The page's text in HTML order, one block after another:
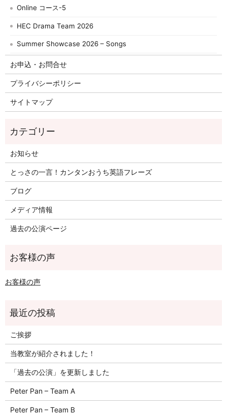
Online コース-5
HEC Drama Team 2026
Summer Showcase 2026 – Songs
お申込・お問合せ
プライバシーポリシー
サイトマップ
お知らせ
とっさの一言！カンタンおうち英語フレーズ
ブログ
メディア情報
過去の公演ページ
お客様の声
ご挨拶
当教室が紹介されました！
「過去の公演」を更新しました
Peter Pan – Team A
Peter Pan – Team B